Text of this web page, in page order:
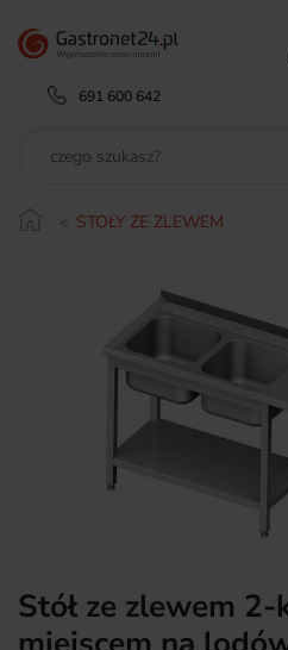
691 600 642
STOŁY ZE ZLEWEM
Stół ze zlewem